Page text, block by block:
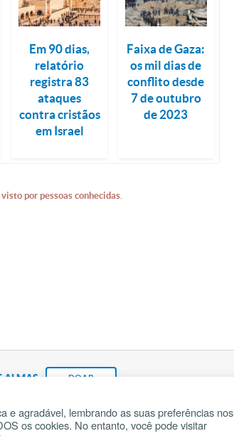
Em 90 dias,
relatório
registra 83
ataques
contra cristãos
em Israel
Faixa de Gaza:
os mil dias de
conflito desde
7 de outubro
de 2023
por pessoas conhecidas.
ALMAS DOAR
Fundação João Paulo II Pedido de Oração
e agradável, lembrando as suas preferências nos
os cookies. No entanto, você pode visitar